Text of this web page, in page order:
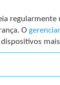
regularmente
O